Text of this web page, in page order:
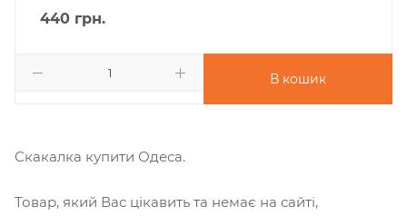
440 грн.
В кошик
Скакалка купити Одеса.
Товар, який Вас цікавить та немає на сайті,